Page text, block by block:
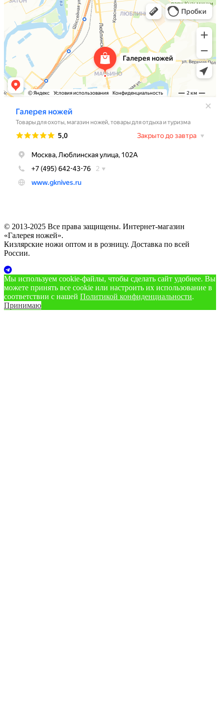
© 2013-2025 Все права защищены. Интернет-магазин
«Галерея ножей».
Кизлярские ножи оптом и в розницу. Доставка по всей
России.
Мы используем cookie‑файлы, чтобы сделать сайт удобнее. Вы
можете принять все cookie или настроить их использование в
соответствии с нашей Политикой конфиденциальности.
Принимаю